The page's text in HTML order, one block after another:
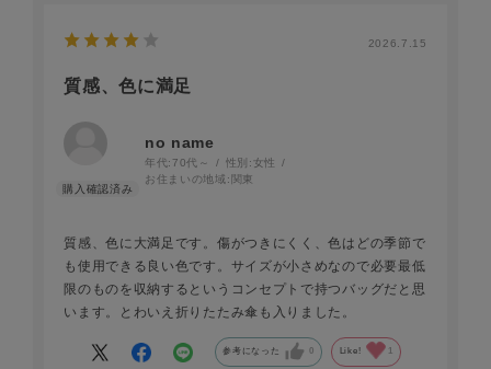
2026.7.15
質感、色に満足
no name
年代: 70代～ 性別:女性
お住まいの地域: 関東
質感、色に大満足です。傷がつきにくく、色はどの季節で
も使用できる良い色です。サイズが小さめなので必要最低
限のものを収納するというコンセプトで持つバッグだと思
います。とわいえ折りたたみ傘も入りました。
参考になった 0 Like! 1